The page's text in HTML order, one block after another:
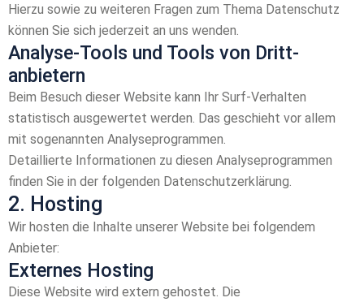
Hierzu sowie zu weiteren Fragen zum Thema Datenschutz
können Sie sich jederzeit an uns wenden.
Analyse-Tools und Tools von Dritt­
anbietern
Beim Besuch dieser Website kann Ihr Surf-Verhalten
statistisch ausgewertet werden. Das geschieht vor allem
mit sogenannten Analyseprogrammen.
Detaillierte Informationen zu diesen Analyseprogrammen
finden Sie in der folgenden Datenschutzerklärung.
2. Hosting
Wir hosten die Inhalte unserer Website bei folgendem
Anbieter:
Externes Hosting
Diese Website wird extern gehostet. Die